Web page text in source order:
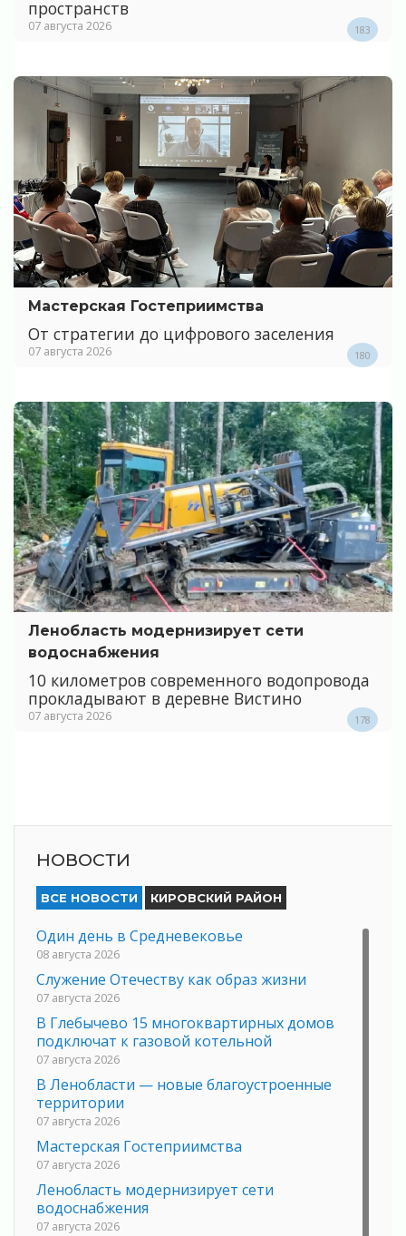
пространств
07 августа 2026 183
Мастерская Гостеприимства
От стратегии до цифрового заселения
07 августа 2026 180
Ленобласть модернизирует сети
водоснабжения
10 километров современного водопровода
прокладывают в деревне Вистино
07 августа 2026 178
НОВОСТИ
ВСЕ НОВОСТИ КИРОВСКИЙ РАЙОН
Один день в Средневековье
08 августа 2026
Служение Отечеству как образ жизни
07 августа 2026
В Глебычево 15 многоквартирных домов
подключат к газовой котельной
07 августа 2026
В Ленобласти — новые благоустроенные
территории
07 августа 2026
Мастерская Гостеприимства
07 августа 2026
Ленобласть модернизирует сети
водоснабжения
07 августа 2026